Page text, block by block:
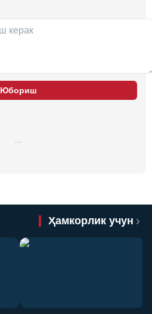
Юбориш
Ҳамкорлик учун